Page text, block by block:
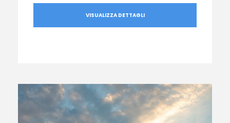
VISUALIZZA DETTAGLI